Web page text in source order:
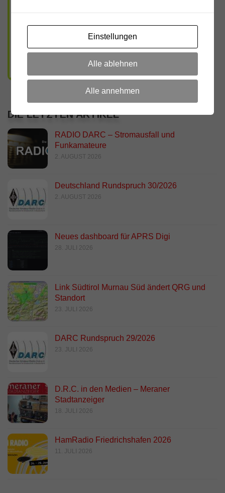
DIE LETZTEN ARTIKEL
RADIO DARC – Stromausfall und
Funkamateure
2. AUGUST 2026
Deutschland Rundspruch 30/2026
2. AUGUST 2026
Neues dashboard für APRS Digi
28. JULI 2026
Link Südtirol Murnau Süd ändert QRG und
Standort
23. JULI 2026
DARC Rundspruch 29/2026
23. JULI 2026
D.R.C. in den Medien – Meraner
Stadtanzeiger
18. JULI 2026
HamRadio Friedrichshafen 2026
11. JULI 2026
Einstellungen
Alle ablehnen
Alle annehmen